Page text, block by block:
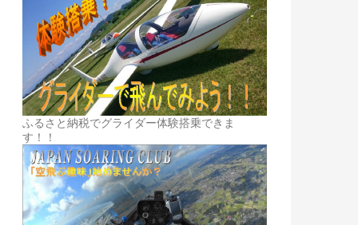
ふるさと納税でグライダー体験搭乗できま
す！！